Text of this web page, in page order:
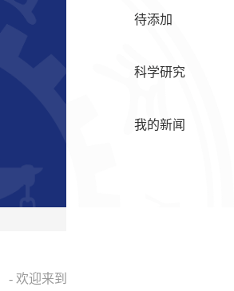
待添加
科学研究
我的新闻
- 欢迎来到我的空间！